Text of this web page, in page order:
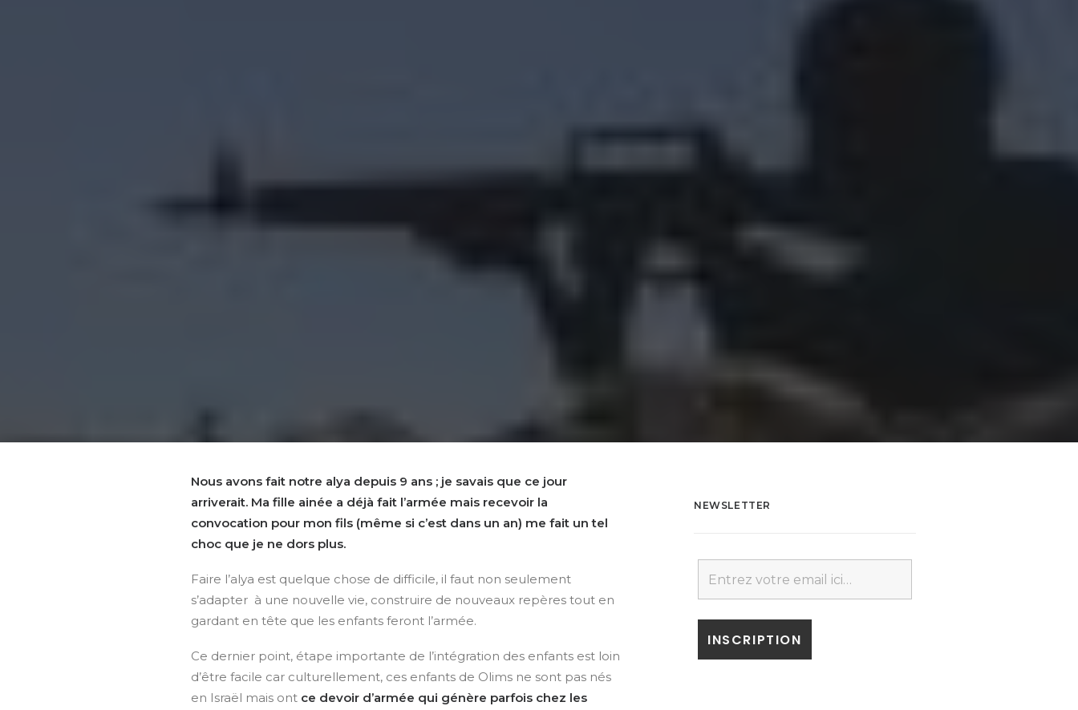
Nous avons fait notre alya depuis 9 ans ; je savais que ce jour
arriverait. Ma fille ainée a déjà fait l’armée mais recevoir la
convocation pour mon fils (même si c’est dans un an) me fait un tel
choc que je ne dors plus.
Faire l’alya est quelque chose de difficile, il faut non seulement
s’adapter à une nouvelle vie, construire de nouveaux repères tout en
gardant en tête que les enfants feront l’armée.
Ce dernier point, étape importante de l’intégration des enfants est loin
d’être facile car culturellement, ces enfants de Olims ne sont pas nés
en Israël mais ont ce devoir d’armée qui génère parfois chez les
NEWSLETTER